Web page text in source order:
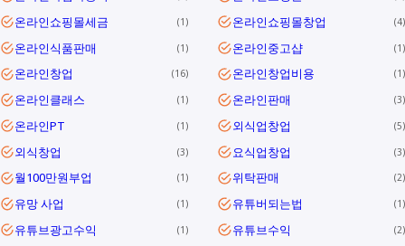
온라인쇼핑몰세금 1 온라인쇼핑몰창업 4
온라인식품판매 1 온라인중고샵 1
온라인창업 16 온라인창업비용 1
온라인클래스 1 온라인판매 3
온라인PT 1 외식업창업 5
외식창업 3 요식업창업 3
월100만원부업 1 위탁판매 2
유망 사업 1 유튜버되는법 1
유튜브광고수익 1 유튜브수익 2